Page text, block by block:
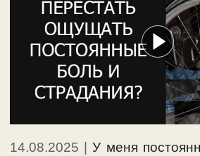
14.08.2025 |У меня